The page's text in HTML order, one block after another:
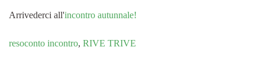
Arrivederci all'incontro autunnale!
resoconto incontro, RIVE TRIVE